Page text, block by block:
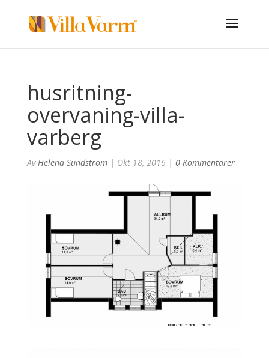
husritning-
overvaning-villa-
varberg
AvHelena Sundström| Okt 18, 2016| 0 Kommentarer